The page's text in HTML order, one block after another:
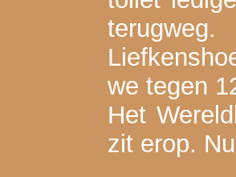
we tegen
Het
zit erop.